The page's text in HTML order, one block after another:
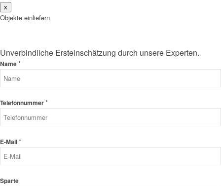
x
Objekte einliefern
Unverbindliche Ersteinschätzung durch unsere Experten.
Name*
Telefonnummer*
E-Mail*
Sparte